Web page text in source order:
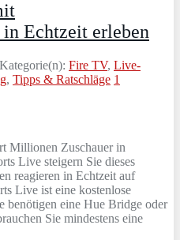
Echtzeit erleben
Kategorie(n): Fire TV, Live-
, Tipps & Ratschläge 1
Millionen Zuschauer in
Live steigern Sie dieses
reagieren in Echtzeit auf
Live ist eine kostenlose
benötigen eine Hue Bridge oder
Sie mindestens eine